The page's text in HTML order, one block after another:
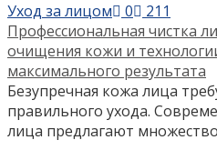
Уход за лицом
0
211
Профессиональная чистка
очищения кожи и
максимального результата
Безупречная кожа лица
правильного ухода.
лица предлагают множество